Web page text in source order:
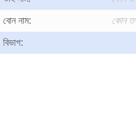
বোন নাম: কোন
বিভাগ: